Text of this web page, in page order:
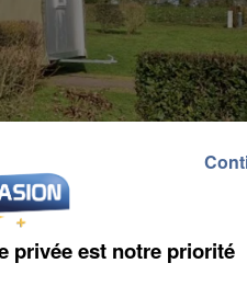
privée est notre priorité